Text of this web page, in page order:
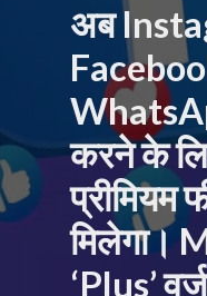
अब
करने के
प्रीमियम
मिलेगा।
‘Plus’